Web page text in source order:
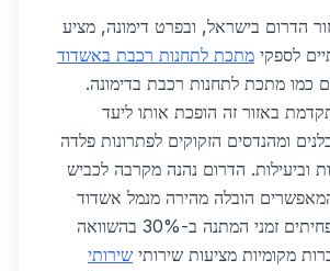
2026, אזור הדרום בישראל, ובפרט דימונה, מציע
לספקי מתכת לתחנות רכבת באשדוד
כמו מתכת לתחנות רכבת בדימונה.
באזור זה הופכת אותו ליעד
ומהנדסים הזקוקים לפתרונות פלדה
וביעילות. הדרום נהנה מקרבה לכביש
40, המאפשרים הובלה מהירה מנמל אשדוד
ומבאר שבע, ומפחיתים זמני המתנה ב-30% בהשוואה
מקומיות מציעות שירותי שירותי